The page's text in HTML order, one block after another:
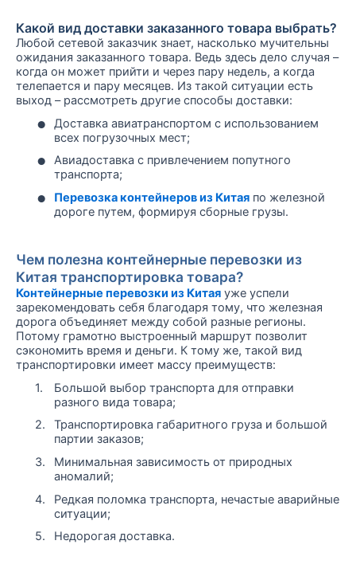
Какой вид доставки заказанного товара выбрать?
Любой сетевой заказчик знает, насколько мучительны
ожидания заказанного товара. Ведь здесь дело случая –
когда он может прийти и через пару недель, а когда
телепается и пару месяцев. Из такой ситуации есть
выход – рассмотреть другие способы доставки:
•
Доставка авиатранспортом с использованием
всех погрузочных мест;
•
Авиадоставка с привлечением попутного
транспорта;
• Перевозка контейнеров из Китая по железной
дороге путем, формируя сборные грузы.
Чем полезна контейнерные перевозки из
Китая транспортировка товара?
Контейнерные перевозки из Китая уже успели
зарекомендовать себя благодаря тому, что железная
дорога объединяет между собой разные регионы.
Потому грамотно выстроенный маршрут позволит
сэкономить время и деньги. К тому же, такой вид
транспортировки имеет массу преимуществ:
1.
Большой выбор транспорта для отправки
разного вида товара;
2.
Транспортировка габаритного груза и большой
партии заказов;
3.
Минимальная зависимость от природных
аномалий;
4.
Редкая поломка транспорта, нечастые аварийные
ситуации;
5.
Недорогая доставка.